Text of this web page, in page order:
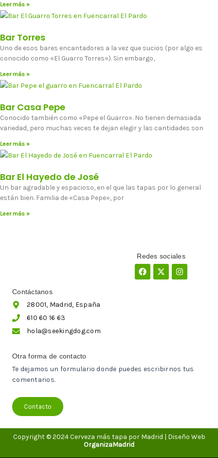
Leer más »
Bar Torres
Uno de esos bares encantadores a la vez que sucios (por algo es
conocido como «El Guarro Torres»). Sin embargo,
Leer más »
Bar Casa Pepe
Conocido también como «Pepe el Guarro». No tienen demasiada
variedad, pero muchas veces te dejan elegir y las cantidades son
Leer más »
Bar El Hayedo de José
Un bar agradable y espacioso, en el que las tapas por lo general
están bien. Familia de «Casa Pepe», por
Leer más »
Redes sociales
Facebook
X-
twitter
Instagram
Contáctanos
28001, Madrid, España
610 60 16 63
hola@seekingdog.com
Otra forma de contacto
Te dejamos un formulario donde puedes escribirnos tus
comentarios.
Contacto
Copyright © 2024 Cerveza más tapa por Madrid | Diseño Web
OrganizaMadrid